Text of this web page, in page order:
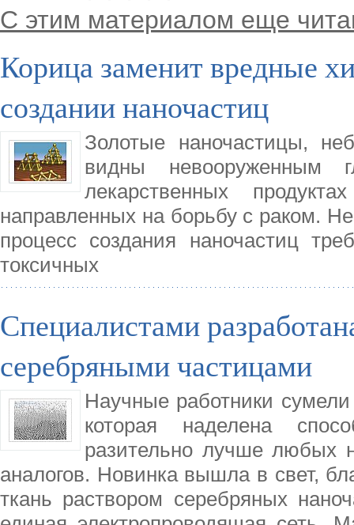
С этим материалом еще
Корица заменит вредные
создании наночастиц
Золотые наночастицы,
видны невооруженным
лекарственных
направленных на борьбу с раком.
процесс создания наночастиц
токсичных
Специалистами
серебряными частицами
Научные работники
которая наделена
разительно лучше любых
аналогов. Новинка вышла в свет,
ткань раствором серебряных